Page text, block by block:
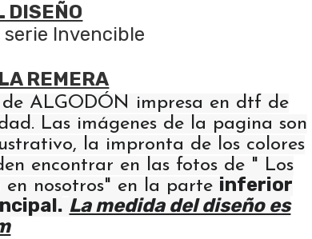
DISEÑO
serie Invencible
REMERA
ALGODÓN impresa en dtf de
Las imágenes de la pagina son
la impronta de los colores
encontrar en las fotos de " Los
en nosotros" en la parte inferior
La medida del diseño es